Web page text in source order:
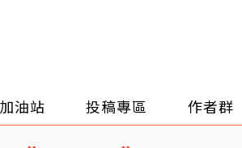
油站 投稿專區 作者群